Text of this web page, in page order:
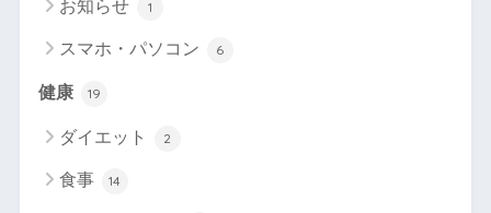
お知らせ 1
スマホ・パソコン 6
健康 19
ダイエット 2
食事 14